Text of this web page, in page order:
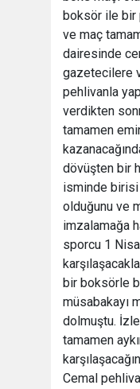
boksör ile bir
ve maç
dairesinde
gazetecilere
pehlivanla
verdikten
tamamen
dövüşten bir
isminde birisi
olduğunu ve
imzalamağa
sporcu 1
bir boksörle
müsabakayı
dolmuştu.
tamamen
Cemal